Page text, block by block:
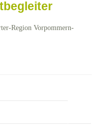
Region Vorpommern-